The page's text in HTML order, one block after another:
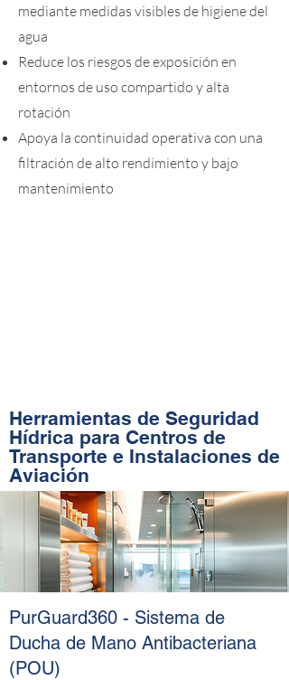
mediante medidas visibles de higiene del
agua
Reduce los riesgos de exposición en
entornos de uso compartido y alta
rotación
Apoya la continuidad operativa con una
filtración de alto rendimiento y bajo
mantenimiento
Herramientas de Seguridad
Hídrica para Centros de
Transporte e Instalaciones de
Aviación
PurGuard360 - Sistema de
Ducha de Mano Antibacteriana
(POU)